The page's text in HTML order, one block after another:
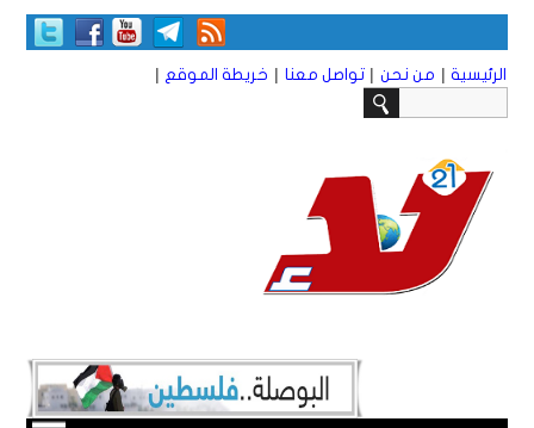
الرئيسية | من نحن | تواصل معنا | خريطة الموقع |